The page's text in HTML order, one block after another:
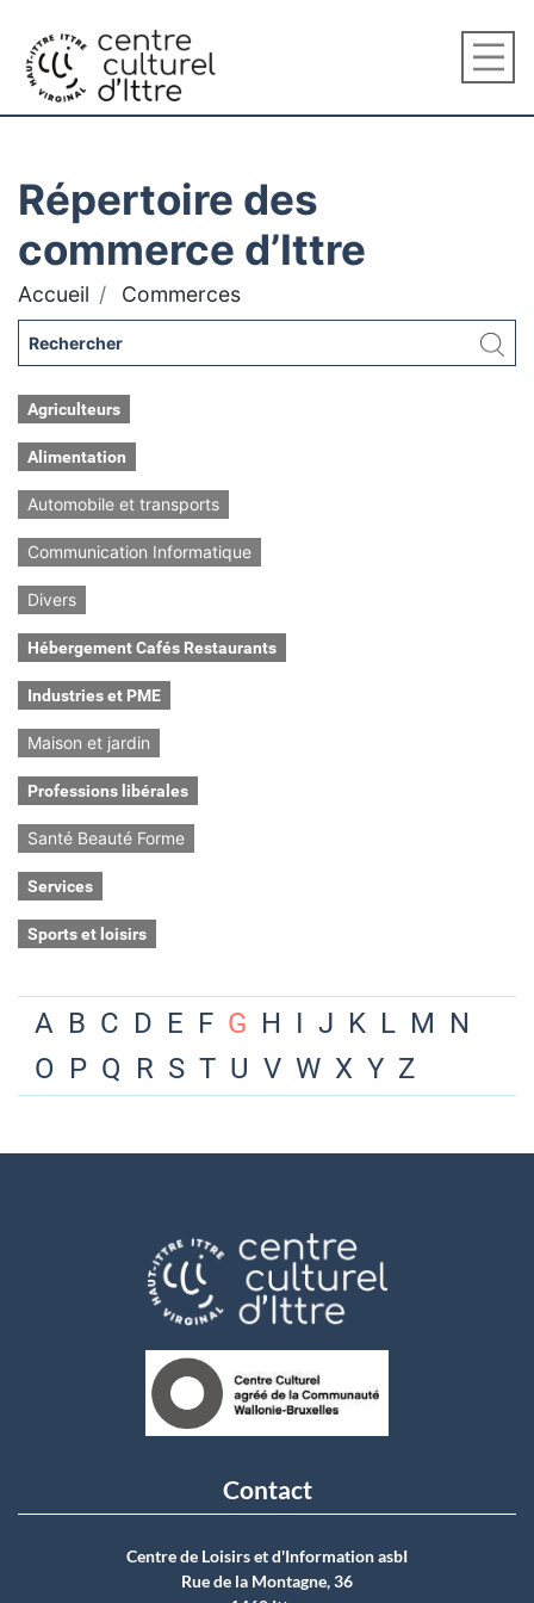
Répertoire des
commerce d’Ittre
Accueil Commerces
Agriculteurs
Alimentation
Automobile et transports
Communication Informatique
Divers
Hébergement Cafés Restaurants
Industries et PME
Maison et jardin
Professions libérales
Santé Beauté Forme
Services
Sports et loisirs
A B C D E F G H I J K L M N
O P Q R S T U V W X Y Z
Contact
Centre de Loisirs et d'Information asbI
Rue de la Montagne, 36